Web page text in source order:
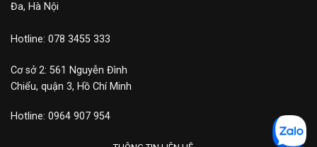
Đa, Hà Nội
Hotline: 078 3455 333
Cơ sở 2: 561 Nguyễn Đình
Chiểu, quận 3, Hồ Chí Minh
Hotline: 0964 907 954